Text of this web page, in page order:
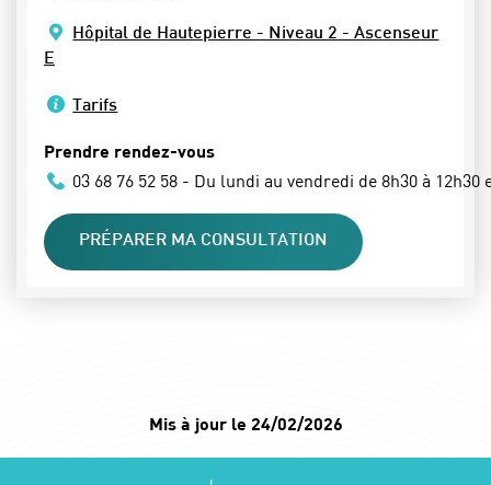
Hôpital de Hautepierre - Niveau 2 - Ascenseur
E
Tarifs
Prendre rendez-vous
03 68 76 52 58 - Du lundi au vendredi de 8h30 à 12h30
PRÉPARER MA CONSULTATION
Mis à jour le 24/02/2026